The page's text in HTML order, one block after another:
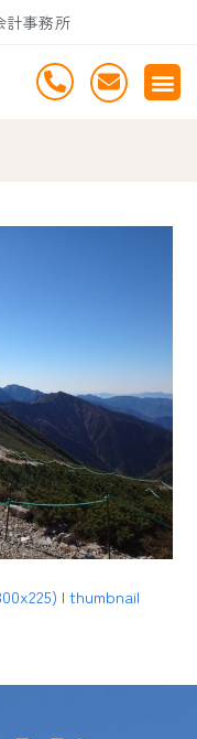
計事務所
|thumbnail